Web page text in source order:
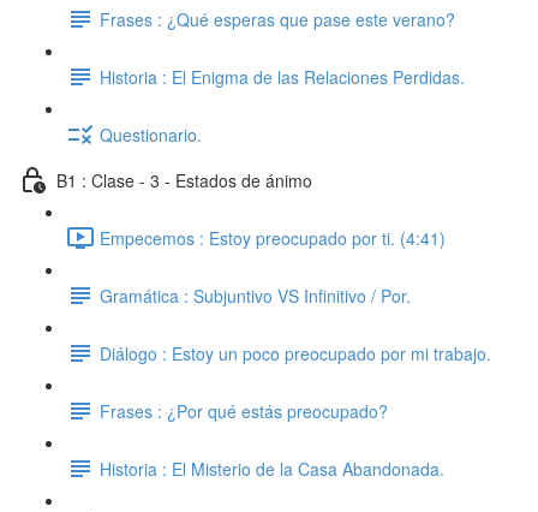
Frases : ¿Qué esperas que pase este verano?
Historia : El Enigma de las Relaciones Perdidas.
Questionario.
B1 : Clase - 3 - Estados de ánimo
Empecemos : Estoy preocupado por ti. (4:41)
Gramática : Subjuntivo VS Infinitivo / Por.
Diálogo : Estoy un poco preocupado por mi trabajo.
Frases : ¿Por qué estás preocupado?
Historia : El Misterio de la Casa Abandonada.